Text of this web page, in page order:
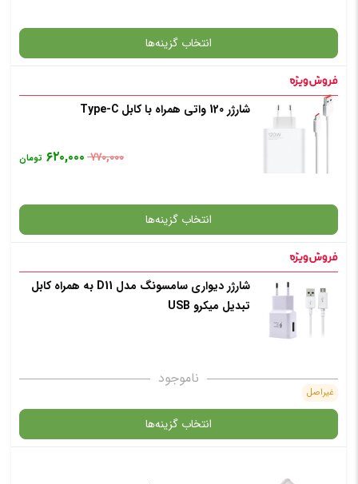
انتخاب گزینه‌ها
گارانتی
✧ چت با پشتیبان واتس آپ
شارژر 120 واتی همراه با کابل Type-C
۷۷۰,۰۰۰ ۶۲۰,۰۰۰ تومان
انتخاب گزینه‌ها
گارانتی
انتخاب رنگ: سفید
افزودن به سبد خرید
شارژر دیواری سامسونگ مدل D11 به همراه کابل
تبدیل میکرو USB
ناموجود
غیراصل
انتخاب گزینه‌ها